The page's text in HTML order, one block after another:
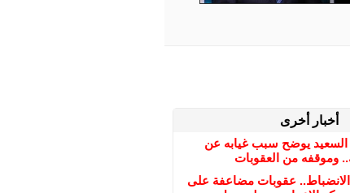
أخبار أخرى
السعيد يوضح سبب غيابه عن
وموقفه من العقوبات
عقوبات مضاعفة على